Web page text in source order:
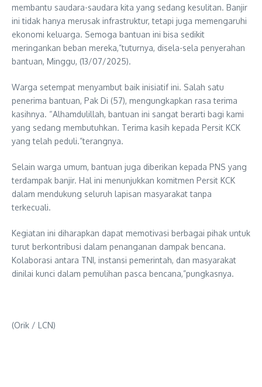
membantu saudara-saudara kita yang sedang kesulitan. Banjir
ini tidak hanya merusak infrastruktur, tetapi juga memengaruhi
ekonomi keluarga. Semoga bantuan ini bisa sedikit
meringankan beban mereka,”tuturnya, disela-sela penyerahan
bantuan, Minggu, (13/07/2025).
Warga setempat menyambut baik inisiatif ini. Salah satu
penerima bantuan, Pak Di (57), mengungkapkan rasa terima
kasihnya. “Alhamdulillah, bantuan ini sangat berarti bagi kami
yang sedang membutuhkan. Terima kasih kepada Persit KCK
yang telah peduli.”terangnya.
Selain warga umum, bantuan juga diberikan kepada PNS yang
terdampak banjir. Hal ini menunjukkan komitmen Persit KCK
dalam mendukung seluruh lapisan masyarakat tanpa
terkecuali.
Kegiatan ini diharapkan dapat memotivasi berbagai pihak untuk
turut berkontribusi dalam penanganan dampak bencana.
Kolaborasi antara TNI, instansi pemerintah, dan masyarakat
dinilai kunci dalam pemulihan pasca bencana,”pungkasnya.
(Orik / LCN)